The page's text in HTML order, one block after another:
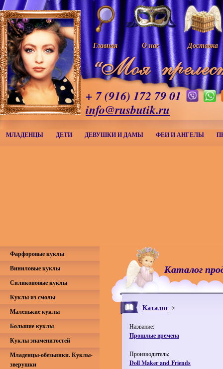
Главная О нас Доставка
+ 7 (916) 172 79 01
info@rusbutik.ru
МЛАДЕНЦЫ ДЕТИ ДЕВУШКИ И ДАМЫ ФЕИ И АНГЕЛЫ
Каталог
Каталог
Название:
Прошлые времена
Производитель:
Doll Maker and Friends
Фарфоровые куклы
Виниловые куклы
Силиконовые куклы
Куклы из смолы
Маленькие куклы
Большие куклы
Куклы знаменитостей
Младенцы-обезьянки. Куклы-
зверушки